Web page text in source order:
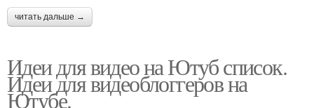
читать дальше →
Идеи для видео на Ютуб список.
Идеи для видеоблоггеров на
Ютубе.